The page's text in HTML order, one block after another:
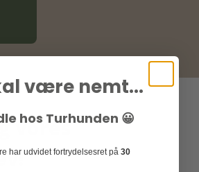
vores
være nemt...
hos Turhunden 😀
har udvidet fortrydelsesret på 30